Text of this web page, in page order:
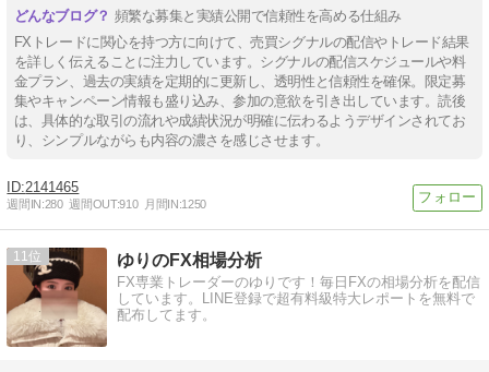
頻繁な募集と実績公開で信頼性を高める仕組み
FXトレードに関心を持つ方に向けて、売買シグナルの配信やトレード結果
を詳しく伝えることに注力しています。シグナルの配信スケジュールや料
金プラン、過去の実績を定期的に更新し、透明性と信頼性を確保。限定募
集やキャンペーン情報も盛り込み、参加の意欲を引き出しています。読後
は、具体的な取引の流れや成績状況が明確に伝わるようデザインされてお
り、シンプルながらも内容の濃さを感じさせます。
2141465
週間IN:280 週間OUT:910 月間IN:1250
11 ゆりのFX相場分析
FX専業トレーダーのゆりです！毎日FXの相場分析を配信
しています。LINE登録で超有料級特大レポートを無料で
配布してます。